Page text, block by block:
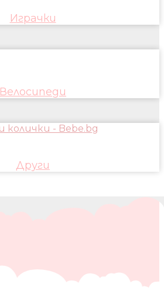
Играчки
Велосипеди
Други